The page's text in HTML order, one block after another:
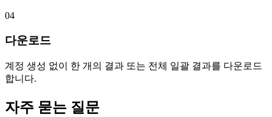
04
다운로드
계정 생성 없이 한 개의 결과 또는 전체 일괄 결과를 다운로드
합니다.
자주 묻는 질문